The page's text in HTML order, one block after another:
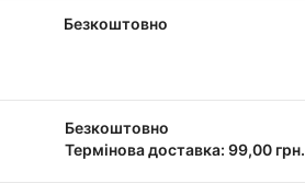
Безкоштовно
Безкоштовно
Термінова доставка: 99,00 грн.